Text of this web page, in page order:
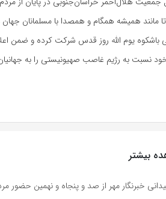
مانند همیشه همگام و همصدابا مسلمانان
باشکوه یوم الله روز قدس شرکت کرده و ضمن
خود نسبت به رژیم غاصب صهیونیستی را به
بیشتر
خبرنگار مهر از صد و پنجاه و نهمین حضور